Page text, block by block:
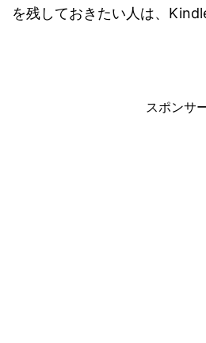
を残しておきたい人は、
スポンサ